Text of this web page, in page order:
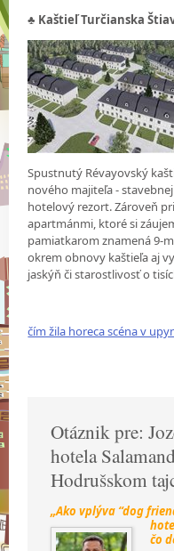
♣ Kaštieľ Turčianska
Spustnutý Révayovský
nového majiteľa -
hotelový rezort. Zároveň
apartmánmi, ktoré si
pamiatkarom znamená 9-
okrem obnovy kaštieľa aj
jaskýň či starostlivosť o
čím žila horeca scéna v
Otáznik pre:
hotela
Hodrušskom
„Ako vplýva “dog
čo